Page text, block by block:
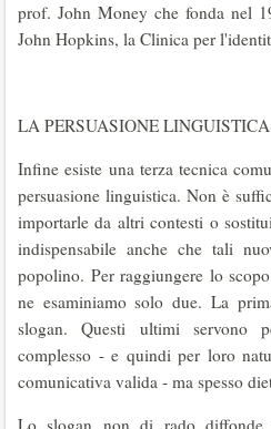
prof. John Money che fonda nel
John Hopkins, la Clinica per
LA PERSUASIONE LINGUISTICA
Infine esiste una terza tecnica
persuasione linguistica. Non è
importarle da altri contesti o
indispensabile anche che tali
popolino. Per raggiungere lo
ne esaminiamo solo due. La
slogan. Questi ultimi servono
complesso - e quindi per loro
comunicativa valida - ma spesso
Lo slogan non di rado diffonde